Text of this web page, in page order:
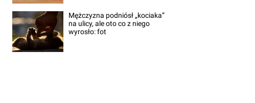
Mężczyzna podniósł „kociaka”
na ulicy, ale oto co z niego
wyrosło: fot